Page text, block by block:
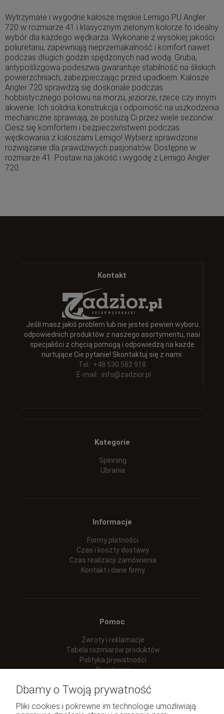
Wytrzymałe i wygodne kalosze męskie Lemigo PU Angler
720 w rozmiarze 41 i klasycznym zielonym kolorze to idealny
wybór dla każdego wędkarza. Wykonane z wysokiej jakości
poliuretanu, zapewniają nieprzemakalność i komfort nawet
podczas długich godzin spędzonych nad wodą. Gruba,
antypoślizgowa podeszwa gwarantuje stabilność na śliskich
powierzchniach, zabezpieczając przed upadkiem. Kalosze
Angler 720 sprawdzą się doskonale podczas
hobbistycznego połowu na morzu, jeziorze, rzece czy innym
akwenie. Ich solidna konstrukcja i odporność na uszkodzenia
mechaniczne sprawiają, że posłużą Ci przez wiele sezonów.
Ciesz się komfortem i bezpieczeństwem podczas
wędkowania z kaloszami Lemigo! Wybierz sprawdzone
rozwiązanie dla prawdziwych pasjonatów. Dostępne w
rozmiarze 41. Postaw na jakość i wygodę z Lemigo Angler
720.
Kontakt
Jeśli masz jakiś problem lub nie jesteś pewien wyboru
odpowiednich produktów z naszego asortymentu, nasi
specjaliści z chęcią pomogą i odpowiedzą na każde
nurtujące Cie pytanie! Skontaktuj się z nami:
Tel.: +48 530 582 918
E-mail: info@zadzior.pl
Kategorie
Spinning
Ubrania
Informacje
Formy płatności
Czas i koszty dostawy
Czas realizacji zamówienia
Kontakt i dane firmy
Pomoc
Zwroty i reklamacje
Tabela rozmiarów produktów
Polityka prywatności
Regulamin
Dbamy o Twoją prywatność
Pliki cookies i pokrewne im technologie umożliwiają